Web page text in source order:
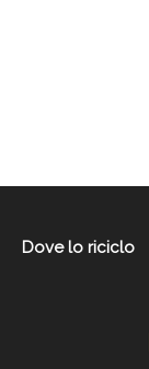
Dove lo riciclo